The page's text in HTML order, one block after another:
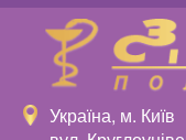
Україна, м. Київ